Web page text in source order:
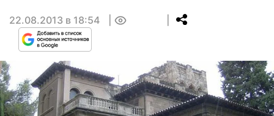
22.08.2013 в 18:54